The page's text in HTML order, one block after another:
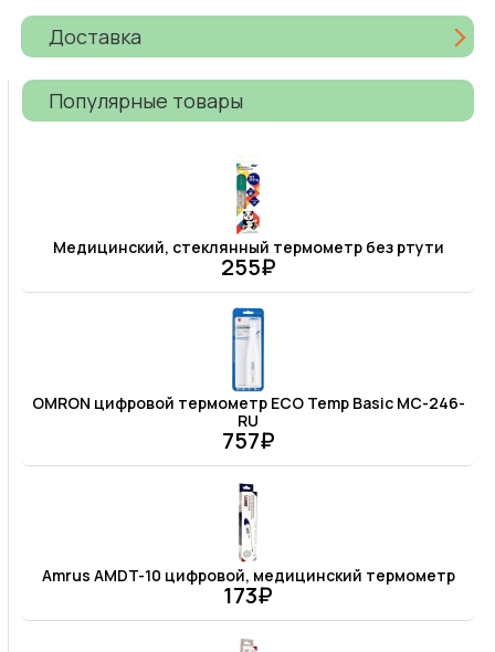
Доставка
Популярные товары
Медицинский, стеклянный термометр без ртути
255₽
OMRON цифровой термометр ECO Temp Basic MC-246-
RU
757₽
Amrus AMDT-10 цифровой, медицинский термометр
173₽